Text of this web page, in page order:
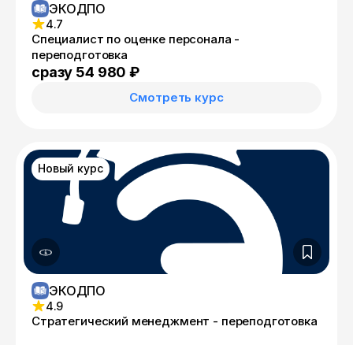
ЭКОДПО
4.7
Специалист по оценке персонала -
переподготовка
сразу 54 980 ₽
Смотреть курс
Новый курс
ЭКОДПО
4.9
Стратегический менеджмент - переподготовка